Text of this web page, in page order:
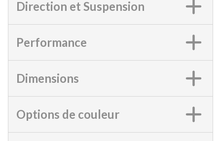
Direction et Suspension
Performance
Dimensions
Options de couleur